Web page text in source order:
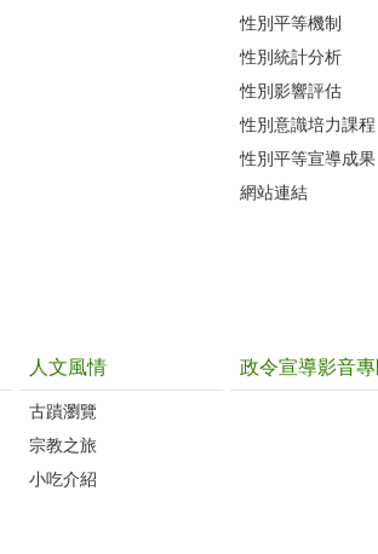
性別平等機制
性別統計分析
性別影響評估
性別意識培力課程
性別平等宣導成果
網站連結
人文風情
古蹟瀏覽
宗教之旅
小吃介紹
政令宣導影音專